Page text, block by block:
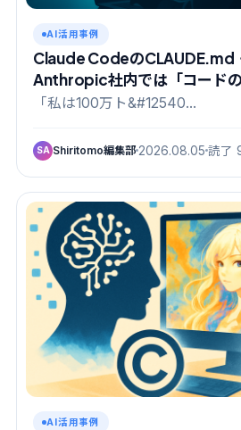
AI活用事例
Claude CodeのCLAUDE.md
Anthropic社内では「コード
筆」の実態も
「私は100万ト&#12540…
SA Shiritomo編集部 2026.08.05 読了
AI活用事例